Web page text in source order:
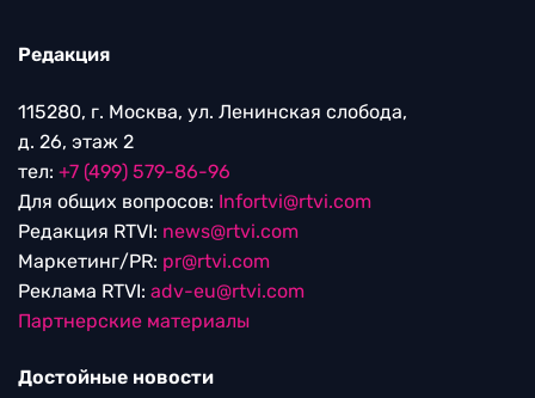
Редакция
115280, г. Москва, ул. Ленинская слобода,
д. 26, этаж 2
тел: +7 (499) 579-86-96
Для общих вопросов: Infortvi@rtvi.com
Редакция RTVI: news@rtvi.com
Маркетинг/PR: pr@rtvi.com
Реклама RTVI: adv-eu@rtvi.com
Партнерские материалы
Достойные новости